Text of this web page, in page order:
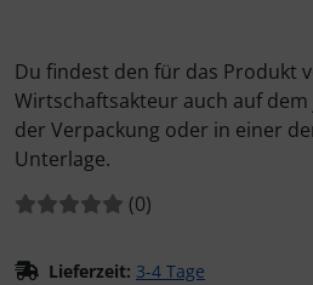
Du findest den für das Produkt
Wirtschaftsakteur auch auf
der Verpackung oder in einer
Unterlage.
Bewertungen:
(0Bewertungen
)
Lieferzeit: 3-4 Tage